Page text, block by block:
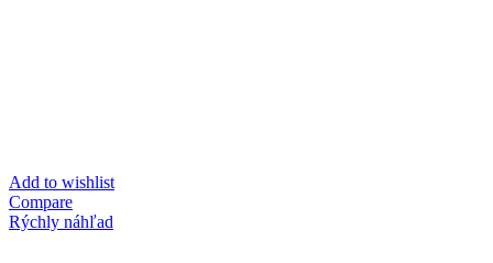
Add to wishlist
Compare
Rýchly náhľad